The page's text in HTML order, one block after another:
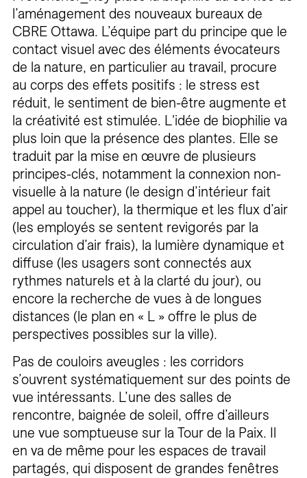
l’aménagement des nouveaux bureaux de
CBRE Ottawa. L’équipe part du principe que le
contact visuel avec des éléments évocateurs
de la nature, en particulier au travail, procure
au corps des effets positifs : le stress est
réduit, le sentiment de bien-être augmente et
la créativité est stimulée. L'idée de biophilie va
plus loin que la présence des plantes. Elle se
traduit par la mise en œuvre de plusieurs
principes-clés, notamment la connexion non-
visuelle à la nature (le design d’intérieur fait
appel au toucher), la thermique et les flux d’air
(les employés se sentent revigorés par la
circulation d’air frais), la lumière dynamique et
diffuse (les usagers sont connectés aux
rythmes naturels et à la clarté du jour), ou
encore la recherche de vues à de longues
distances (le plan en « L » offre le plus de
perspectives possibles sur la ville).
Pas de couloirs aveugles : les corridors
s’ouvrent systématiquement sur des points de
vue intéressants. L’une des salles de
rencontre, baignée de soleil, offre d’ailleurs
une vue somptueuse sur la Tour de la Paix. Il
en va de même pour les espaces de travail
partagés, qui disposent de grandes fenêtres